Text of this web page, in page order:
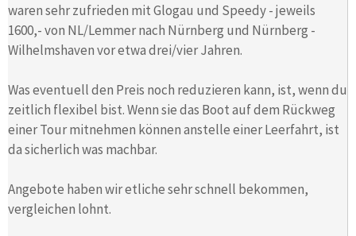
waren sehr zufrieden mit Glogau und Speedy - jeweils
1600,- von NL/Lemmer nach Nürnberg und Nürnberg -
Wilhelmshaven vor etwa drei/vier Jahren.
Was eventuell den Preis noch reduzieren kann, ist, wenn du
zeitlich flexibel bist. Wenn sie das Boot auf dem Rückweg
einer Tour mitnehmen können anstelle einer Leerfahrt, ist
da sicherlich was machbar.
Angebote haben wir etliche sehr schnell bekommen,
vergleichen lohnt.